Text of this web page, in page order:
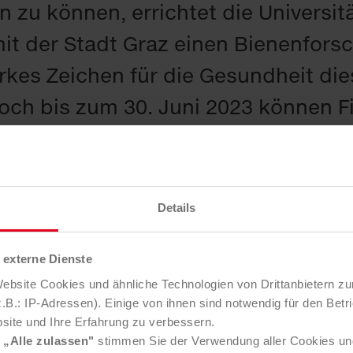
Details
Dienste
Cookies und ähnliche Technologien von Drittanbietern
IP-Adressen). Einige von ihnen sind notwendig für den
und Ihre Erfahrung zu verbessern.
„Alle zulassen" stimmen Sie der Verwendung aller Cookies
zu können, errichtet die
der Stadt Graz einen
Zeichen für die Gesundheit
bis zum 30. Juni 2023 können
Projekts
mehr als eine Million Bienen
Euro fördert man symbolisch
die bis zu 2.400 Eier pro Tag legt,
zu 50.000 Bienen wird man als
1.500 Euro. Gut zu wissen: Die
Auch Saubermacher-Gründer